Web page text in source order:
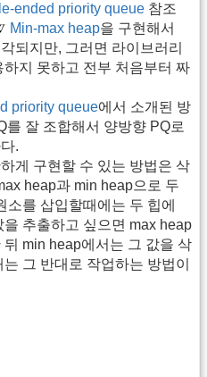
ended priority queue 참조
Min-max heap을 구현해서
되지만, 그러면 라이브러리
지 못하고 전부 처음부터 짜
priority queue에서 소개된 방
를 잘 조합해서 양방향 PQ로
.
게 구현할 수 있는 방법은 삭
heap과 min heap으로 두
소를 삽입할때에는 두 힙에
을 추출하고 싶으면 max heap
min heap에서는 그 값을 삭
그 반대로 작업하는 방법이